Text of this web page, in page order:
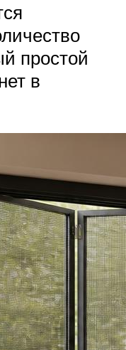
простой
в